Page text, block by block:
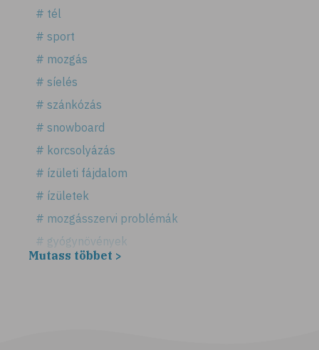
# tél
# sport
# mozgás
# síelés
# szánkózás
# snowboard
# korcsolyázás
# ízületi fájdalom
# ízületek
# mozgásszervi problémák
# gyógynövények
# hátfájás
Mutass többet >